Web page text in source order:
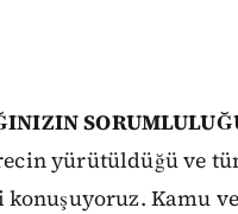
yürütüldüğü ve
Kamu